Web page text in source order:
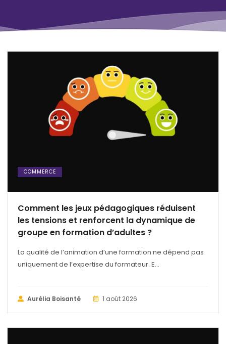
COMMERCE
Comment les jeux pédagogiques réduisent
les tensions et renforcent la dynamique de
groupe en formation d’adultes ?
La qualité de l’animation d’une formation ne dépend pas
uniquement de l’expertise du formateur. E...
Aurélia Boisanté 1 août 2026